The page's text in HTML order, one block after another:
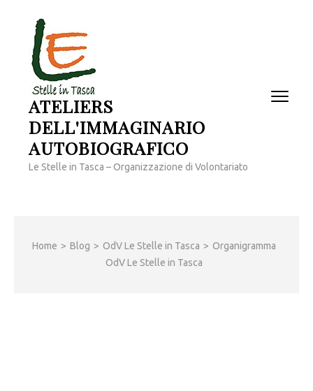
contenuto
(premi
invio)
ATELIERS
DELL'IMMAGINARIO
AUTOBIOGRAFICO
Le Stelle in Tasca – Organizzazione di Volontariato
Home > Blog > OdV Le Stelle in Tasca > Organigramma
OdV Le Stelle in Tasca